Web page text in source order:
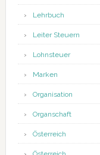
Lehrbuch
Leiter Steuern
Lohnsteuer
Marken
Organisation
Organschaft
Österreich